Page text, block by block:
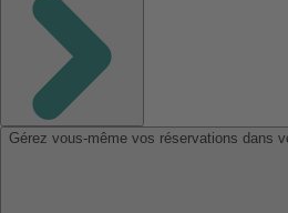
Gérez vous-même vos réservations dans